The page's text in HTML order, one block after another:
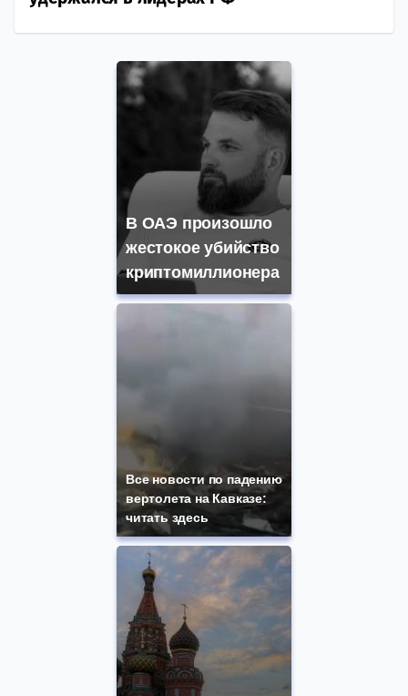
В ОАЭ произошло
жестокое убийство
криптомиллионера
Все новости по падению
вертолета на Кавказе:
читать здесь